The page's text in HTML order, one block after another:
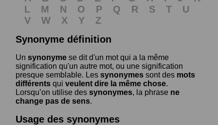
L
M N O P Q R S T
U
V
W X Y
Z
Synonyme définition
Un synonyme se dit d'un mot qui a la même
signification qu'un autre mot, ou une signification
presque semblable. Les synonymes sont des mots
différents qui veulent dire la même chose.
Lorsqu’on utilise des synonymes, la phrase ne
change pas de sens.
Usage des synonymes